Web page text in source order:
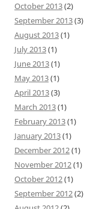
October 2013(2)
September 2013(3)
August 2013(1)
July 2013(1)
June 2013(1)
May 2013(1)
April 2013(3)
March 2013(1)
February 2013(1)
January 2013(1)
December 2012(1)
November 2012(1)
October 2012(1)
September 2012(2)